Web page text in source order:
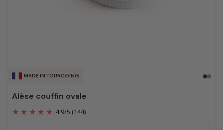
MADE IN TOURCOING
Alèse couffin ovale
4.9/5 (144)